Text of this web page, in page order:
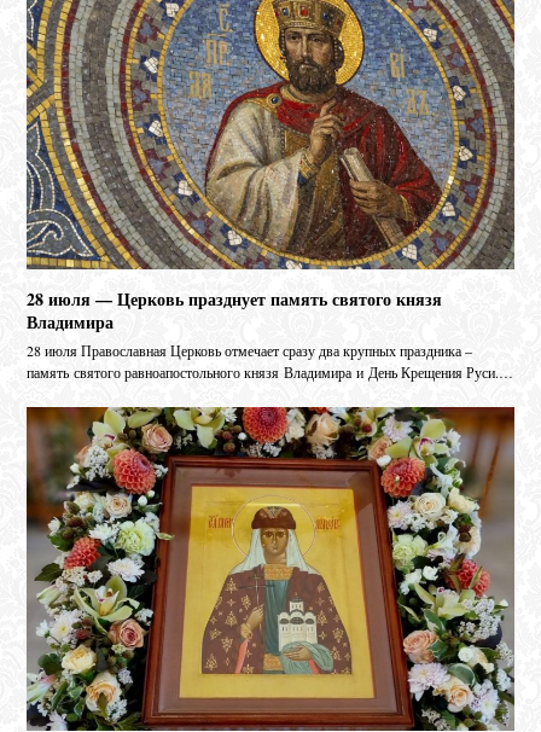
28 июля — Церковь празднует память святого князя
Владимира
28 июля Православная Церковь отмечает сразу два крупных праздника –
память святого равноапостольного князя Владимира и День Крещения Руси.…